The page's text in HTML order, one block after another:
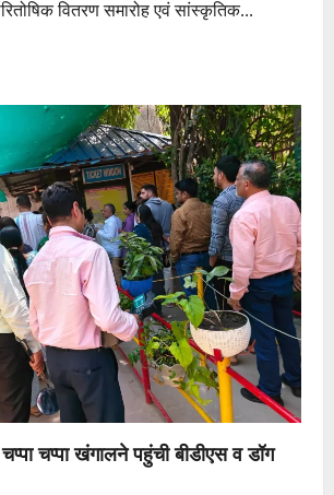
वितरण समारोह एवं सांस्कृतिक...
2026’
चप्पा खंगालने पहुंची बीडीएस व डॉग